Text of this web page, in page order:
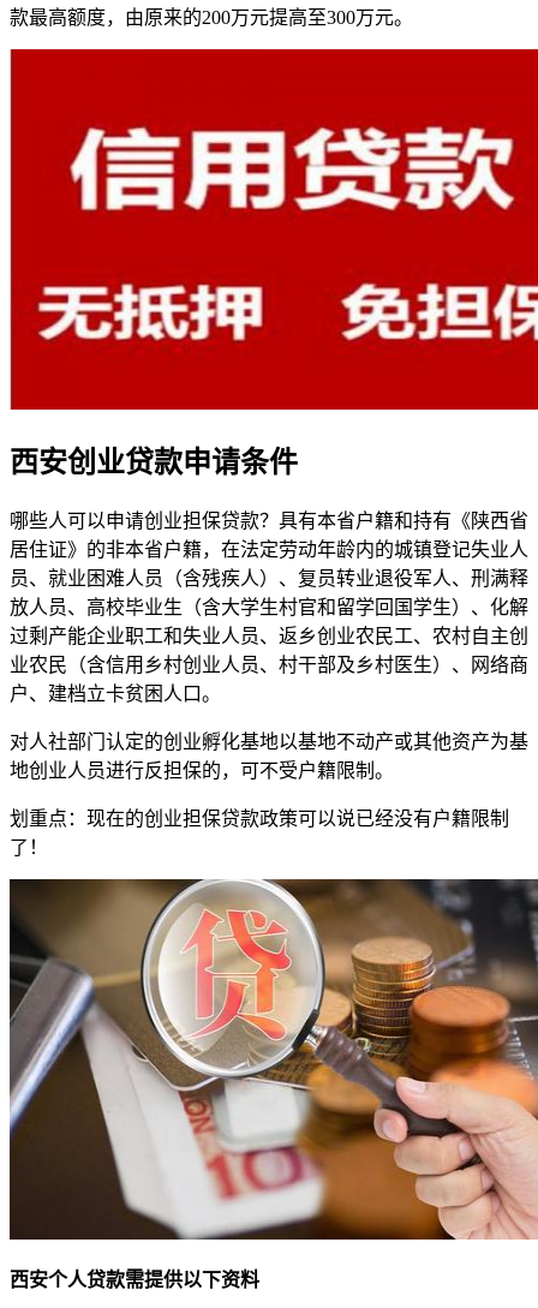
款最高额度，由原来的200万元提高至300万元。
西安创业贷款申请条件
哪些人可以申请创业担保贷款？具有本省户籍和持有《陕西省
居住证》的非本省户籍，在法定劳动年龄内的城镇登记失业人
员、就业困难人员（含残疾人）、复员转业退役军人、刑满释
放人员、高校毕业生（含大学生村官和留学回国学生）、化解
过剩产能企业职工和失业人员、返乡创业农民工、农村自主创
业农民（含信用乡村创业人员、村干部及乡村医生）、网络商
户、建档立卡贫困人口。
对人社部门认定的创业孵化基地以基地不动产或其他资产为基
地创业人员进行反担保的，可不受户籍限制。
划重点：现在的创业担保贷款政策可以说已经没有户籍限制
了！
西安个人贷款需提供以下资料